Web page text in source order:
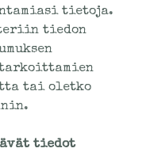
tietoja.
tiedon
tai oletko
tiedot